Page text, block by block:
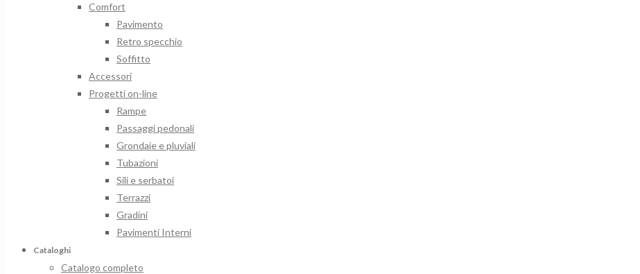
Comfort
Pavimento
Retro specchio
Soffitto
Accessori
Progetti on-line
Rampe
Passaggi pedonali
Grondaie e pluviali
Tubazioni
Sili e serbatoi
Terrazzi
Gradini
Pavimenti Interni
Cataloghi
Catalogo completo